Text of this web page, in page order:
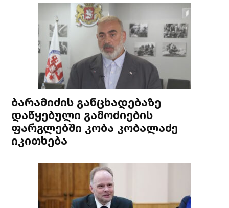
ბარამიძის განცხადებაზე
დაწყებული გამოძიების
ფარგლებში კობა კობალაძე
იკითხება